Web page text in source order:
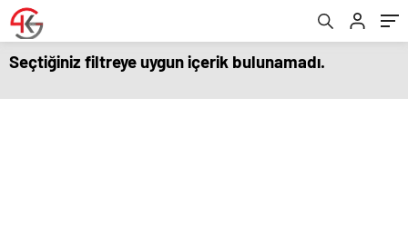
Seçtiğiniz filtreye uygun içerik bulunamadı.